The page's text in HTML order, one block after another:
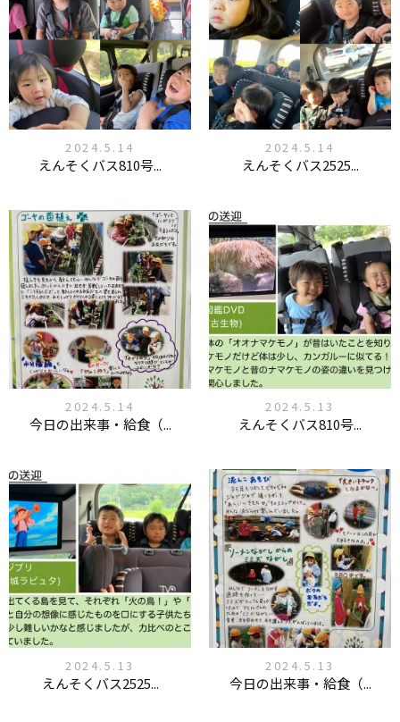
2024.5.14
えんそくバス810号...
2024.5.14
えんそくバス2525...
2024.5.14
今日の出来事・給食（...
2024.5.13
えんそくバス810号...
2024.5.13
えんそくバス2525...
2024.5.13
今日の出来事・給食（...